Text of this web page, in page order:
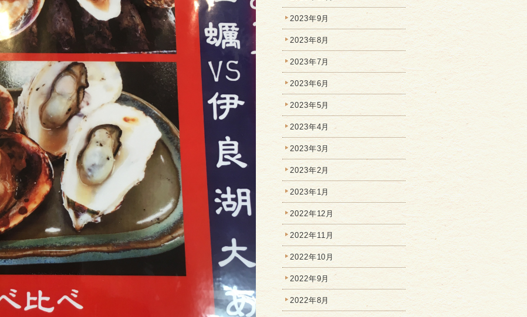
2023年9月
2023年8月
2023年7月
2023年6月
2023年5月
2023年4月
2023年3月
2023年2月
2023年1月
2022年12月
2022年11月
2022年10月
2022年9月
2022年8月